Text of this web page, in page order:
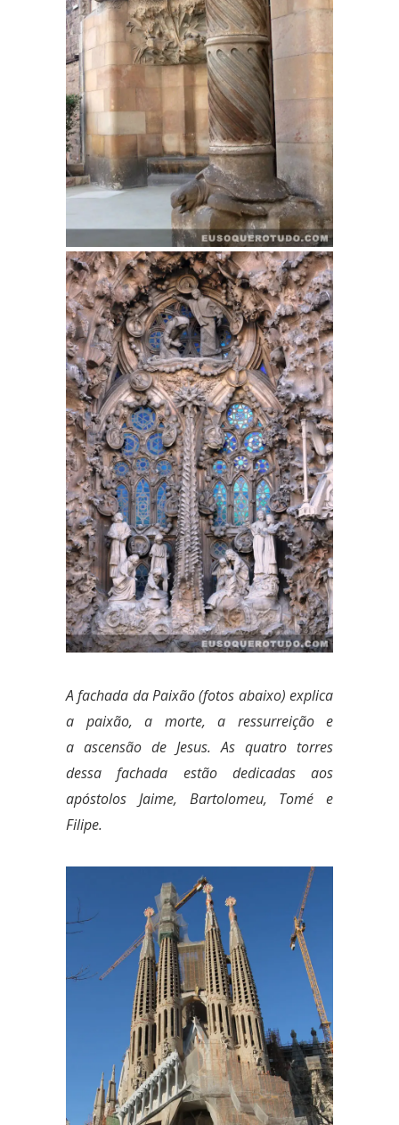
A fachada da Paixão (fotos abaixo) explica
a paixão, a morte, a ressurreição e
a ascensão de Jesus. As quatro torres
dessa fachada estão dedicadas aos
apóstolos Jaime, Bartolomeu, Tomé e
Filipe.